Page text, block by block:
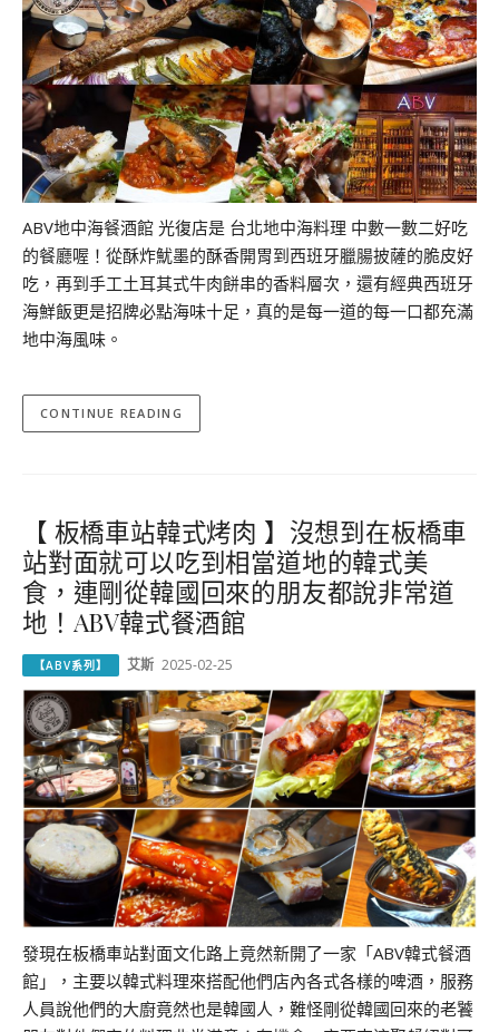
ABV地中海餐酒館 光復店是 台北地中海料理 中數一數二好吃
的餐廳喔！從酥炸魷墨的酥香開胃到西班牙臘腸披薩的脆皮好
吃，再到手工土耳其式牛肉餅串的香料層次，還有經典西班牙
海鮮飯更是招牌必點海味十足，真的是每一道的每一口都充滿
地中海風味。
CONTINUE READING
【 板橋車站韓式烤肉 】沒想到在板橋車
站對面就可以吃到相當道地的韓式美
食，連剛從韓國回來的朋友都說非常道
地！ABV韓式餐酒館
【ABV系列】 艾斯 2025-02-25
發現在板橋車站對面文化路上竟然新開了一家「ABV韓式餐酒
館」，主要以韓式料理來搭配他們店內各式各樣的啤酒，服務
人員說他們的大廚竟然也是韓國人，難怪剛從韓國回來的老饕